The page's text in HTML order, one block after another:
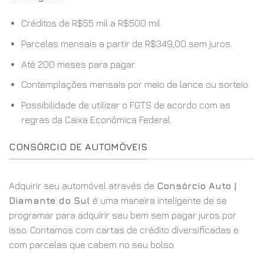
Créditos de R$55 mil a R$500 mil.
Parcelas mensais a partir de R$349,00 sem juros.
Até 200 meses para pagar.
Contemplações mensais por meio de lance ou sorteio.
Possibilidade de utilizar o FGTS de acordo com as
regras da Caixa Econômica Federal.
CONSÓRCIO DE AUTOMÓVEIS
Adquirir seu automóvel através de Consórcio Auto |
Diamante do Sul é uma maneira inteligente de se
programar para adquirir seu bem sem pagar juros por
isso. Contamos com cartas de crédito diversificadas e
com parcelas que cabem no seu bolso.